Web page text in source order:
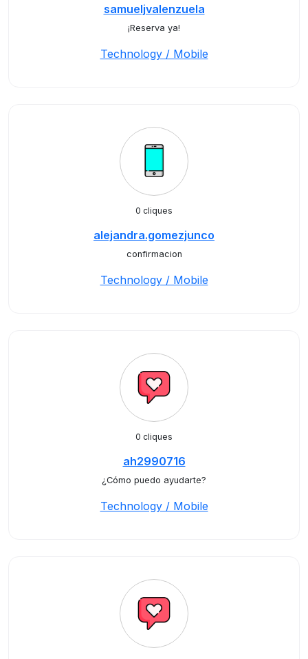
samueljvalenzuela
¡Reserva ya!
Technology / Mobile
0 cliques
alejandra.gomezjunco
confirmacion
Technology / Mobile
0 cliques
ah2990716
¿Cómo puedo ayudarte?
Technology / Mobile